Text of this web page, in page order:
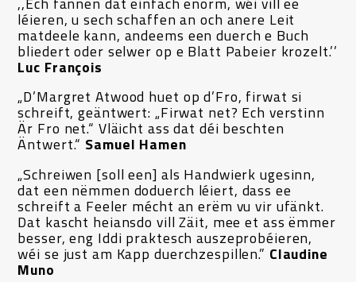
léieren, u sech schaffen an och anere Leit
matdeele kann, andeems een duerch e Buch
bliedert oder selwer op e Blatt Pabeier krozelt.’’
Luc François
„D’Margret Atwood huet op d’Fro, firwat si
schreift, geäntwert: „Firwat net? Ech verstinn
Är Fro net.“ Vläicht ass dat déi beschten
Äntwert.“ Samuel Hamen
„Schreiwen [soll een] als Handwierk ugesinn,
dat een nëmmen doduerch léiert, dass ee
schreift a Feeler mécht an erëm vu vir ufänkt.
Dat kascht heiansdo vill Zäit, mee et ass ëmmer
besser, eng Iddi praktesch auszeprobéieren,
wéi se just am Kapp duerchzespillen.” Claudine
Muno